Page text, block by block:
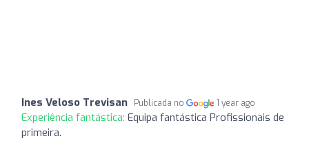
Ines Veloso Trevisan Publicada no 1 year ago
Experiência fantástica: Equipa fantástica Profissionais de
primeira.